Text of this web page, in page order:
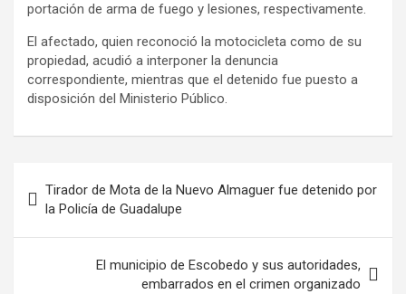
portación de arma de fuego y lesiones, respectivamente.
El afectado, quien reconoció la motocicleta como de su
propiedad, acudió a interponer la denuncia
correspondiente, mientras que el detenido fue puesto a
disposición del Ministerio Público.
de
entradas
Tirador de Mota de la Nuevo Almaguer fue detenido por
la Policía de Guadalupe
El municipio de Escobedo y sus autoridades,
embarrados en el crimen organizado